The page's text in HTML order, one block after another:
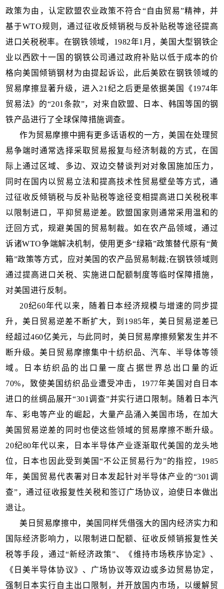
政策为由，认定欧盟农业政策不符合“自由贸易”精神，并
基于WTO规则，通过征收反倾销税与反补贴税等途径提高
进口关税税率。在钢铁领域，1982年1月，美国大型钢铁企
业以西欧十一国的钢铁公司通过政府补贴以低于成本的价
格向美国倾销钢材为由提起诉讼，此后美欧在钢铁领域的
贸易摩擦显著升级，进入21纪之后更是依据美国《1974年
贸易法》的“201条款”，对来自欧盟、日本、韩国等国的钢
铁产品进行了全球保障措施调查。
作为贸易摩擦中拥有更多话语权的一方，美国在处理贸
易争端时通常选择采取贸易报复与经济制裁的方式，在国
际上通过区域、多边、双边交替谈判对对象国施加压力，
同时在国内以贸易立法和提高技术性贸易壁垒等方式，通
过征收反倾销税与反补贴税等途径变相提高进口关税税率
以限制进口，平抑贸易逆差。欧盟国家则通常采用温和的
迂回方式，规避美国的贸易制裁。如在农产品领域，通过
诉诸WTO争端解决机制，使用更多“绿箱”政策替代原有“黄
箱”政策等方式，应对美国的农产品贸易制裁;在钢铁领域则
通过提高进口关税、实施进口配额制度等临时保障措施，
对美国进行反制。
20纪60年代以来，随着日本经济规模与增速的同步提
升，美日贸易逆差不断扩大，到1985年，美日贸易逆差已
经超过460亿美元，与此同时，美日贸易摩擦频繁发生并不
断升级。美日贸易摩擦集中十纺织品、汽车、半导体等领
域。日本纺织品的出口量一度占据世界总出口量的近
70%，致使美国纺织品业遭受冲击，1977年美国对自日本
进口的丝绸品展开“301调查”并实行进口限制。随着日本汽
车、彩电等产业的崛起，大量产品涌入美国市场，在加大
美国贸易逆差的同时也使这些领域的贸易摩擦不断升级。
20纪80年代以来，日本半导体产业逐渐取代美国的龙头地
位，日本也因此受到美国“不公正贸易行为”的指控，1985
年，美国贸易代表署对日本发起针对半导体产业的“301调
查”，通过征收报复性关税和签订广场协议，迫使日本做出
退让。
美日贸易摩擦中，美国同样凭借强大的国内经济实力和
国际经济影响力，以限制进口配额、征收反倾销报复性关
税等手段，通过“新经济政策”、《维持市场秩序协定》、
《日美半导体协议》、广场协议等双边或多边贸易协定，
强制日本实行自主出口限制，并开放国内市场，以缓解贸